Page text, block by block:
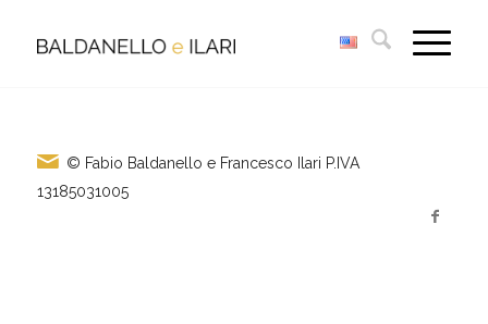
© Fabio Baldanello e Francesco Ilari P.IVA
13185031005